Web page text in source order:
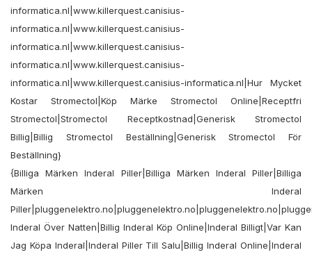
informatica.nl|www.killerquest.canisius-
informatica.nl|www.killerquest.canisius-
informatica.nl|www.killerquest.canisius-
informatica.nl|www.killerquest.canisius-
informatica.nl|www.killerquest.canisius-informatica.nl|Hur Mycket
Kostar Stromectol|Köp Märke Stromectol Online|Receptfri
Stromectol|Stromectol Receptkostnad|Generisk Stromectol
Billig|Billig Stromectol Beställning|Generisk Stromectol För
Beställning}
{Billiga Märken Inderal Piller|Billiga Märken Inderal Piller|Billiga
Märken Inderal
Inderal Över Natten|Billig Inderal Köp Online|Inderal Billigt|Var Kan
Jag Köpa Inderal|Inderal Piller Till Salu|Billig Inderal Online|Inderal